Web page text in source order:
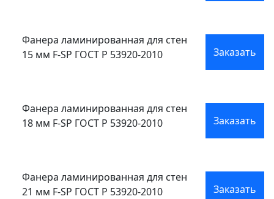
Фанера ламинированная для стен
15 мм F-SP ГОСТ Р 53920-2010
Заказать
Фанера ламинированная для стен
18 мм F-SP ГОСТ Р 53920-2010
Заказать
Фанера ламинированная для стен
21 мм F-SP ГОСТ Р 53920-2010
Заказать